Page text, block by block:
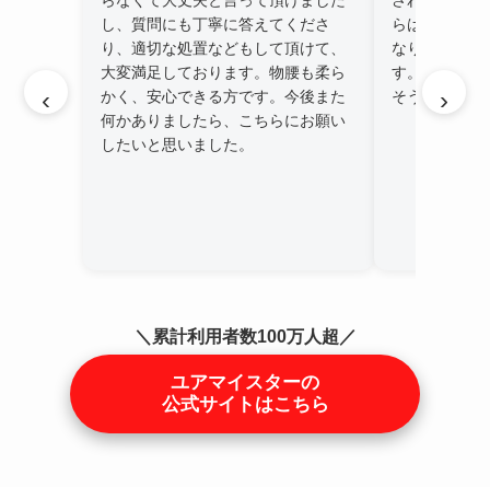
‹
し、質問にも丁寧に答えてくださ
り、適切な処置などもして頂けて、
大変満足しております。物腰も柔ら
かく、安心できる方です。今後また
何かありましたら、こちらにお願い
したいと思いました。
らは無臭のき
なりました。
す。これで今
そうです。
›
＼累計利用者数100万人超／
ユアマイスターの
公式サイトはこちら